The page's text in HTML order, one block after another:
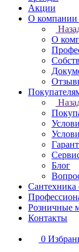
Акции
О компании
О
Блог
Сантехника
Розничные
Контакты
0